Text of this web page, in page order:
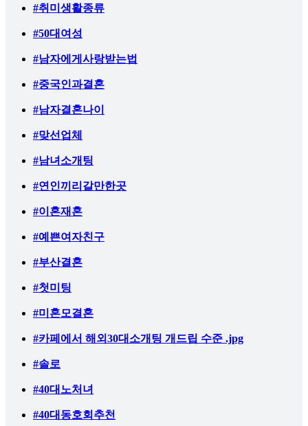
#취미생활종류
#50대여성
#남자에게사랑받는법
#중국인과결혼
#남자결혼나이
#맞선업체
#남녀소개팅
#연인끼리갈만한곳
#이혼재혼
#예쁜여자친구
#부산결혼
#첫미팅
#미혼모결혼
#카페에서 해외30대소개팅 개드립 수준 .jpg
#솔로
#40대노처녀
#40대동호회추천